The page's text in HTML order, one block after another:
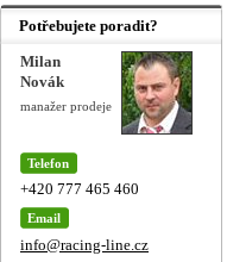
Potřebujete poradit?
Milan
Novák
manažer prodeje
Telefon
+420 777 465 460
Email
info@racing-line.cz